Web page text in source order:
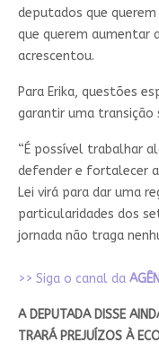
deputados que
que querem aumentar
acrescentou.
Para Erika, questões
garantir uma transição
“É possível trabalhar
defender e fortalecer
Lei virá para dar uma
particularidades dos
jornada não traga
>> Siga o canal da
A DEPUTADA DISSE
TRARÁ PREJUÍZOS À